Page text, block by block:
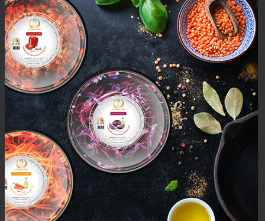
AVIS (0)
AVIS
Il n’y a pas encore d’avis.
Seuls les clients connectés ayant acheté ce produit ont la
possibilité de laisser un avis.